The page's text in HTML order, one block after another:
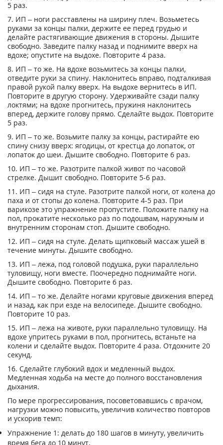
5 раз.
7. ИП – ноги расставлены на ширину плеч. Возьметесь
руками за концы палки, держите ее перед грудью и
делайте растягивающие движения в стороны. Дышите
свободно. Заведите палку назад и поднимите вверх на
вдохе; опустите на выдохе. Повторите 4 раза.
8. ИП – то же. На вдохе возьмитесь за концы палки,
отведите руки за спину. Наклонитесь вправо, подталкивая
правой рукой палку вверх. На выдохе вернитесь в ИП.
Повторите в другую сторону. Удерживайте сзади палку
локтями; на вдохе прогнитесь, пружиня наклонитесь
вперед, держите голову прямо. Сделайте выдох. Повторите
5 раз.
9. ИП – то же. Возьмите палку за концы, растирайте ею
спину снизу вверх: ягодицы, от крестца до лопаток, от
лопаток до шеи. Дышите свободно. Повторите 6 раз.
10. ИП – то же. Разотрите палкой живот по часовой
стрелке. Дышит свободно. Повторите 5-6 раз.
11. ИП – сидя на стуле. Разотрите палкой ноги, от колена до
паха и от стопы до колена. Повторите 4-5 раз. При
варикозе это упражнение пропустите. Положите палку на
пол, прокатите несколько раз по подошвам, наружным и
внутренним сторонам стоп. Дышите свободно.
12. ИП – сидя на стуле. Делать щипковый массаж ушей в
течение минуты. Дышите свободно.
13. ИП – лежа, под головой подушка, руки параллельно
туловищу, ноги вместе. Поочередно поднимайте ноги.
Дышите свободно. Повторите 6 раз.
14. ИП – то же. Делайте ногами круговые движения вперед
и назад, как при езде на велосипеде. Дышите свободно.
Повторите 10 раз.
15. ИП – лежа на животе, руки параллельно туловищу. На
вдохе упритесь руками в пол, прогнитесь, встаньте на
колени и сделайте выдох. Повторите 4 раза. Отдохните 20
секунд.
16. Сделайте глубокий вдох и медленный выдох.
Медленная ходьба на месте до полного восстановления
дыхания.
По мере прогрессирования, посоветовавшись с врачом,
нагрузки можно повысить, увеличив количество повторов
и ускорив темп:
Упражнение 1: делать до 180 шагов в минуту, увеличить
время бега до 10 минут.